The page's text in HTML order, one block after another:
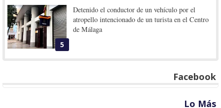
5
Detenido el conductor de un vehículo por el
atropello intencionado de un turista en el Centro
de Málaga
Facebook
Lo Más